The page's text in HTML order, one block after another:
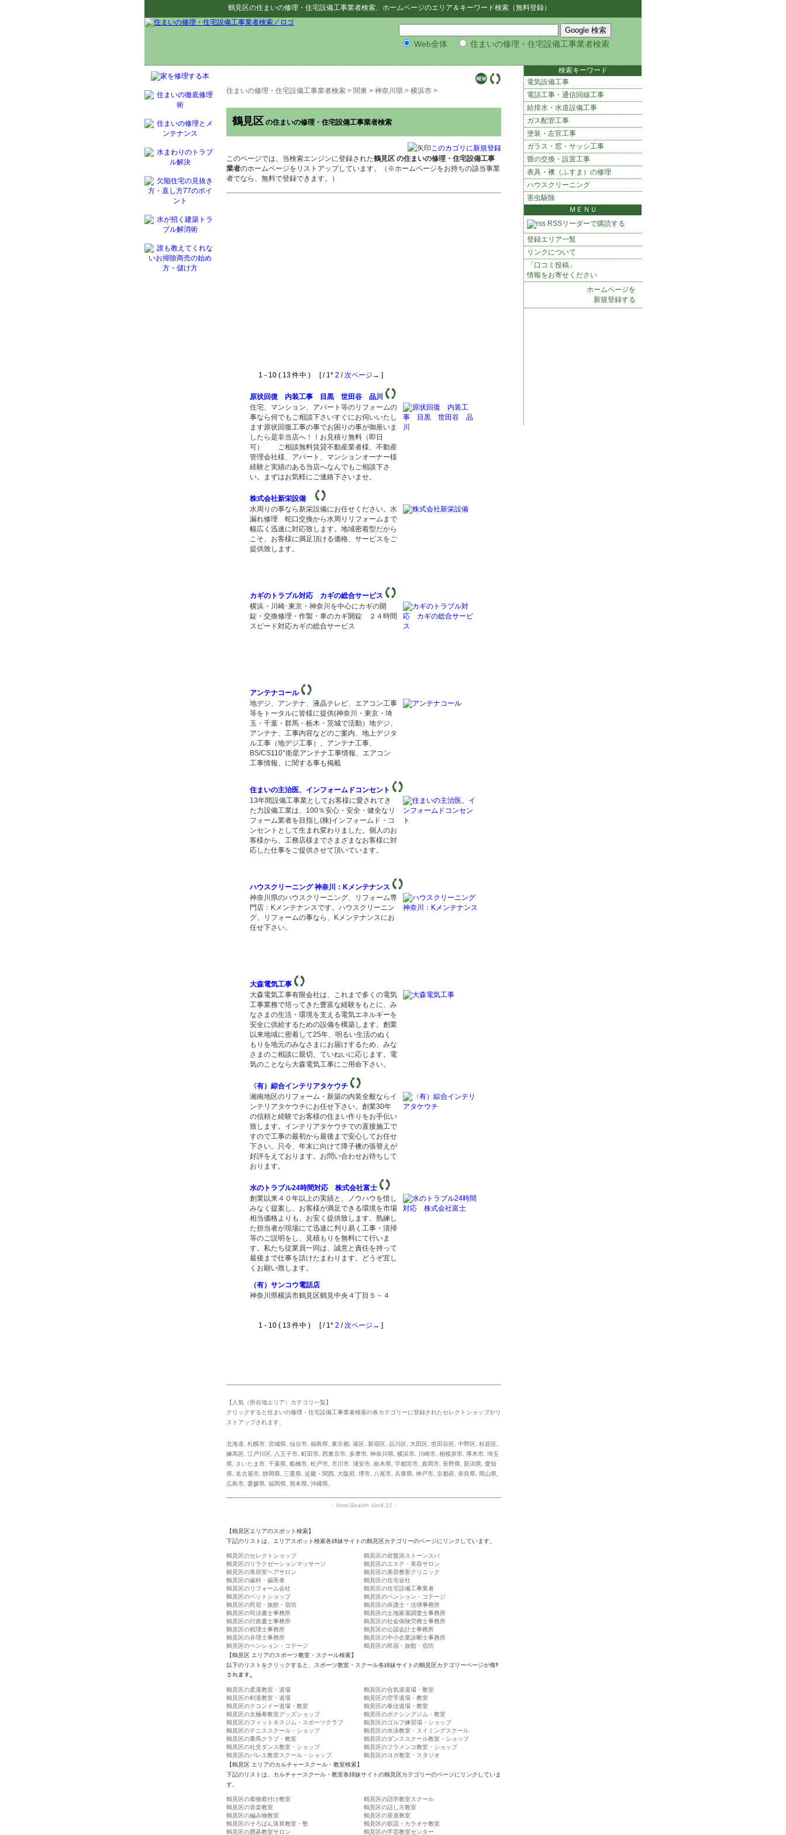
鶴見区の住まいの修理・住宅設備工事業者検索、ホームページのエリア＆キーワード検索（無料登録）
Web全体 住まいの修理・住宅設備工事業者検索
住まいの修理・住宅設備工事業者検索 > 関東 > 神奈川県 > 横浜市 >
鶴見区 の住まいの修理・住宅設備工事業者検索
このカゴリに新規登録
このページでは、当検索エンジンに登録された鶴見区 の住まいの修理・住宅設備工事
業者のホームページをリストアップしています。（※ホームページをお持ちの該当事業
者でなら、無料で登録できます。）
1 - 10 ( 13 件中 ) [ / 1* 2 / 次ページ→ ]
原状回復 内装工事 目黒 世田谷 品川
住宅、マンション、アパート等のリフォームの
事なら何でもご相談下さいすぐにお伺いいたし
ます原状回復工事の事でお困りの事が御座いま
したら是非当店へ！！お見積り無料（即日
可） ご相談無料賃貸不動産業者様、不動産
管理会社様、アパート、マンションオーナー様
経験と実績のある当店へなんでもご相談下さ
い。まずはお気軽にご連絡下さいませ。
株式会社新栄設備
水周りの事なら新栄設備にお任せください。水
漏れ修理 蛇口交換から水周りリフォームまで
幅広く迅速に対応致します。地域密着型だから
こそ、お客様に満足頂ける価格、サービスをご
提供致します。
カギのトラブル対応 カギの総合サービス
横浜・川崎･東京・神奈川を中心にカギの開
錠・交換修理・作製・車のカギ開錠 ２４時間
スピード対応カギの総合サービス
アンテナコール
地デジ、アンテナ、液晶テレビ、エアコン工事
等をトータルに皆様に提供(神奈川・東京・埼
玉・千葉・群馬・栃木・茨城で活動）地デジ、
アンテナ、工事内容などのご案内、地上デジタ
ル工事（地デジ工事）、アンテナ工事、
BS/CS110°衛星アンテナ工事情報、エアコン
工事情報、に関する事も掲載
住まいの主治医、インフォームドコンセント
13年間設備工事業としてお客様に愛されてき
た力設備工業は、100％安心・安全・健全なリ
フォーム業者を目指し(株)インフォームド・コ
ンセントとして生まれ変わりました。個人のお
客様から、工務店様までさまざまなお客様に対
応した仕事をご提供させて頂いています。
ハウスクリーニング 神奈川：Kメンテナンス
神奈川県のハウスクリーニング、リフォーム専
門店：Kメンテナンスです。ハウスクリーニン
グ、リフォームの事なら、Kメンテナンスにお
任せ下さい。
大森電気工事
大森電気工事有限会社は、これまで多くの電気
工事業務で培ってきた豊富な経験をもとに、み
なさまの生活・環境を支える電気エネルギーを
安全に供給するための設備を構築します。創業
以来地域に密着して25年、明るい生活のぬく
もりを地元のみなさまにお届けするため、みな
さまのご相談に親切、ていねいに応じます。電
気のことなら大森電気工事にご用命下さい。
〈有）綜合インテリアタケウチ
湘南地区のリフォーム・新築の内装全般ならイ
ンテリアタケウチにお任せ下さい。創業30年
の信頼と経験でお客様の住まい作りをお手伝い
致します。インテリアタケウチでの直接施工で
すので工事の最初から最後まで安心してお任せ
下さい。只今、年末に向けて障子襖の張替えが
好評をえております。お問い合わせお待ちして
おります。
水のトラブル24時間対応 株式会社富士
創業以来４０年以上の実績と、ノウハウを惜し
みなく提案し、お客様が満足できる環境を市場
相当価格よりも、お安く提供致します。熟練し
た担当者が現場にて迅速に判り易く工事・清掃
等のご説明をし、見積もりを無料にて行いま
す。私たち従業員一同は、誠意と責任を持って
最後まで仕事を請けたまわります。どうぞ宜し
くお願い致します。
（有）サンコウ電話店
神奈川県横浜市鶴見区鶴見中央４丁目５－４
1 - 10 ( 13 件中 ) [ / 1* 2 / 次ページ→ ]
【人気（所在地エリア）カテゴリ一覧】
クリックすると住まいの修理・住宅設備工事業者検索の各カテゴリーに登録されたセレクトショップがリ
ストアップされます。
北海道 札幌市 宮城県 仙台市 福島県 東京都 港区 新宿区 品川区 大田区 世田谷区 中野区 杉並区
練馬区 江戸川区 八王子市 町田市 西東京市 多摩市 神奈川県 横浜市 川崎市 相模原市 厚木市 埼玉
県
さいたま市 千葉県 船橋市 松戸市 市川市 浦安市 栃木県 宇都宮市 真岡市 長野県 新潟県 愛知
県 名古屋市 静岡県 三重県 近畿・関西 大阪府 堺市 八尾市 兵庫県 神戸市 京都府 奈良県 岡山県
広島市 愛媛県 福岡県 熊本県 沖縄県
- Yomi-Search Ver4.21 -
【鶴見区エリアのスポット検索】
下記のリストは、エリアスポット検索各姉妹サイトの鶴見区カテゴリーのページにリンクしています。
鶴見区のセレクトショップ
鶴見区の岩盤浴ストーンスパ
鶴見区のリラクゼーションマッサージ
鶴見区のエステ・美容サロン
鶴見区の美容室ヘアサロン
鶴見区の美容整形クリニック
鶴見区の歯科・歯医者
鶴見区の住宅会社
鶴見区のリフォーム会社
鶴見区の住宅設備工事業者
鶴見区のペットショップ
鶴見区のペンション・コテージ
鶴見区の民宿・旅館・宿坊
鶴見区の弁護士・法律事務所
鶴見区の司法書士事務所
鶴見区の土地家屋調査士事務所
鶴見区の行政書士事務所
鶴見区の社会保険労務士事務所
鶴見区の税理士事務所
鶴見区の公認会計士事務所
鶴見区の弁理士事務所
鶴見区の中小企業診断士事務所
鶴見区のペンション・コテージ
鶴見区の民宿・旅館・宿坊
【鶴見区 エリアのスポーツ教室・スクール検索】
以下のリストをクリックすると、スポーツ教室・スクール各姉妹サイトの鶴見区カテゴリーページが侮ｦ
されます。
鶴見区の柔道教室・道場
鶴見区の合気道道場・教室
鶴見区の剣道教室・道場
鶴見区の空手道場・教室
鶴見区のテコンドー道場・教室
鶴見区の拳法道場・教室
鶴見区の太極拳教室グッズショップ
鶴見区のボクシングジム・教室
鶴見区のフィットネスジム・スポーツクラブ
鶴見区のゴルフ練習場・ショップ
鶴見区のテニススクール・ショップ
鶴見区の水泳教室・スイミングスクール
鶴見区の乗馬クラブ・教室
鶴見区のダンススクール教室・ショップ
鶴見区の社交ダンス教室・ショップ
鶴見区のフラメンコ教室・ショップ
鶴見区のバレエ教室スクール・ショップ
鶴見区のヨガ教室・スタジオ
【鶴見区 エリアのカルチャースクール・教室検索】
下記のリストは、カルチャースクール・教室各姉妹サイトの鶴見区カテゴリーのページにリンクしていま
す。
鶴見区の着物着付け教室
鶴見区の語学教室スクール
鶴見区の音楽教室
鶴見区の話し方教室
鶴見区の編み物教室
鶴見区の茶道教室
鶴見区のそろばん珠算教室・塾
鶴見区の歌謡・カラオケ教室
鶴見区の囲碁教室サロン
鶴見区の手芸教室センター
検索キーワード
電気設備工事
電話工事・通信回線工事
給排水・水道設備工事
ガス配管工事
塗装・左官工事
ガラス・窓・サッシ工事
畳の交換・設置工事
表具・襖（ふすま）の修理
ハウスクリーニング
害虫駆除
ＭＥＮＵ
RSSリーダーで購読する
登録エリア一覧
リンクについて
「口コミ投稿」
情報をお寄せください
ホームページを
新規登録する